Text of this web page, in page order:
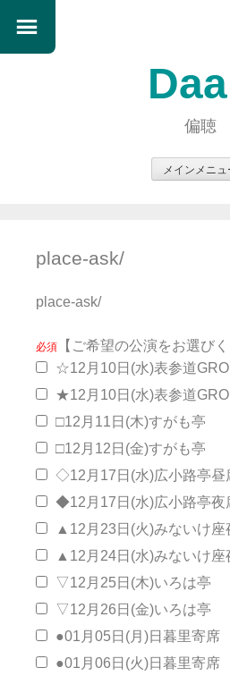
偏聴
メインメニュ
ン
へ
キ
ッ
プ
place-ask/
place-ask/
必須
【ご希望の公演をお選びく
☆12月10日(水)表参道
★12月10日(水)表参道
□12月11日(木)すがも亭
□12月12日(金)すがも亭
◇12月17日(水)広小路亭昼
◆12月17日(水)広小路亭夜
▲12月23日(火)みないけ座
▲12月24日(水)みないけ座
▽12月25日(木)いろは亭
▽12月26日(金)いろは亭
●01月05日(月)日暮里寄席
●01月06日(火)日暮里寄席